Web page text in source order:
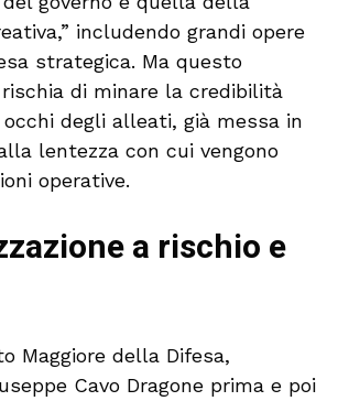
includendo grandi opere
strategica. Ma questo
di minare la credibilità
degli alleati, già messa in
lentezza con cui vengono
operative.
a rischio e
Maggiore della Difesa,
Cavo Dragone prima e poi